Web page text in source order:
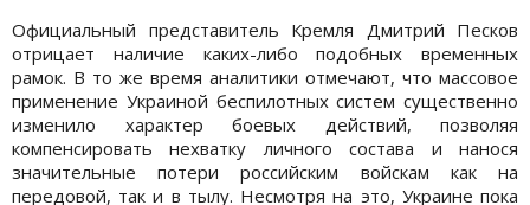
Официальный представитель Кремля Дмитрий Песков
отрицает наличие каких-либо подобных временных
рамок. В то же время аналитики отмечают, что массовое
применение Украиной беспилотных систем существенно
изменило характер боевых действий, позволяя
компенсировать нехватку личного состава и нанося
значительные потери российским войскам как на
передовой, так и в тылу. Несмотря на это, Украине пока